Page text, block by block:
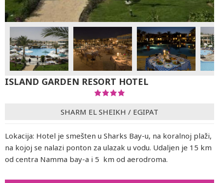
ISLAND GARDEN RESORT HOTEL
SHARM EL SHEIKH / EGIPAT
Lokacija: Hotel je smešten u Sharks Bay-u, na koralnoj plaži,
na kojoj se nalazi ponton za ulazak u vodu. Udaljen je 15 km
od centra Namma bay-a i 5 km od aerodroma.